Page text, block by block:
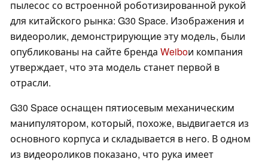
пылесос со встроенной роботизированной рукой
для китайского рынка: G30 Space. Изображения и
видеоролик, демонстрирующие эту модель, были
опубликованы на сайте бренда Weiboи компания
утверждает, что эта модель станет первой в
отрасли.
G30 Space оснащен пятиосевым механическим
манипулятором, который, похоже, выдвигается из
основного корпуса и складывается в него. В одном
из видеороликов показано, что рука имеет